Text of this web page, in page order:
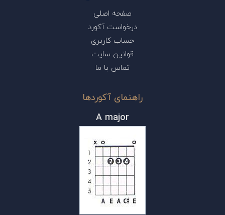
صفحه اصلی
درخواست آکورد
حساب کاربری
قوانین سایت
تماس با ما
راهنمای آکوردها
A major